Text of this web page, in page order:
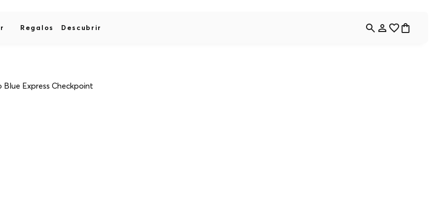
Regalos Descubrir
Blue Express Checkpoint